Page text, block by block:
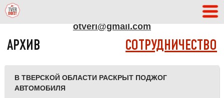
otveri@gmail.com
АРХИВ СОТРУДНИЧЕСТВО
В ТВЕРСКОЙ ОБЛАСТИ РАСКРЫТ ПОДЖОГ
АВТОМОБИЛЯ